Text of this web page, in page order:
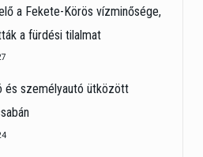
a Fekete-Körös vízminősége,
a fürdési tilalmat
és személyautó ütközött